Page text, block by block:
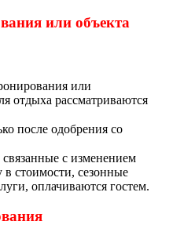
или объекта
или
отдыха рассматриваются
после одобрения со
с изменением
стоимости, сезонные
оплачиваются гостем.